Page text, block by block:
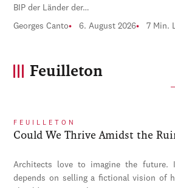
BIP der Länder der…
Georges Canto 6. August 2026 7 Min.
Feuilleton
FEUILLETON
Could We Thrive Amidst the
Architects love to imagine the future.
depends on selling a fictional vision of